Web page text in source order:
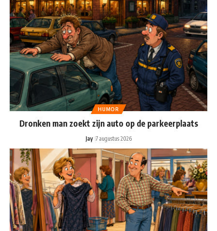
HUMOR
Dronken man zoekt zijn auto op de parkeerplaats
Jay 7 augustus 2026